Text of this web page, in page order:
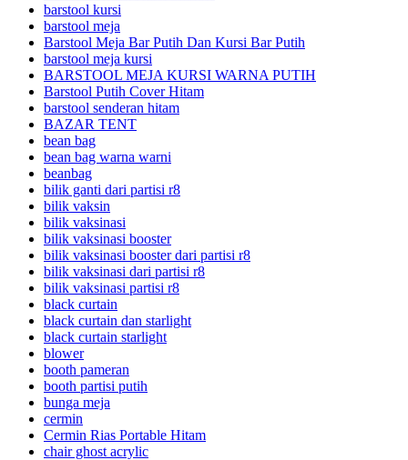
barstool kursi
barstool meja
Barstool Meja Bar Putih Dan Kursi Bar Putih
barstool meja kursi
BARSTOOL MEJA KURSI WARNA PUTIH
Barstool Putih Cover Hitam
barstool senderan hitam
BAZAR TENT
bean bag
bean bag warna warni
beanbag
bilik ganti dari partisi r8
bilik vaksin
bilik vaksinasi
bilik vaksinasi booster
bilik vaksinasi booster dari partisi r8
bilik vaksinasi dari partisi r8
bilik vaksinasi partisi r8
black curtain
black curtain dan starlight
black curtain starlight
blower
booth pameran
booth partisi putih
bunga meja
cermin
Cermin Rias Portable Hitam
chair ghost acrylic